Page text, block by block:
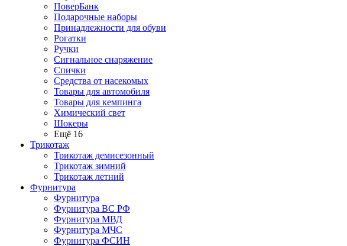
ПоверБанк
Подарочные наборы
Принадлежности для обуви
Рогатки
Ручки
Сигнальное снаряжение
Спички
Средства от насекомых
Товары для автомобиля
Товары для кемпинга
Химический свет
Шокеры
Ещё 16
Трикотаж
Трикотаж демисезонный
Трикотаж зимний
Трикотаж летний
Фурнитура
Фурнитура
Фурнитура ВС РФ
Фурнитура МВД
Фурнитура МЧС
Фурнитура ФСИН